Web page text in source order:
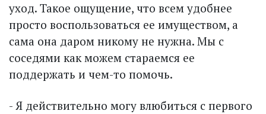
уход. Такое ощущение, что всем удобнее
просто воспользоваться ее имуществом, а
сама она даром никому не нужна. Мы с
соседями как можем стараемся ее
поддержать и чем-то помочь.
- Я действительно могу влюбиться с первого